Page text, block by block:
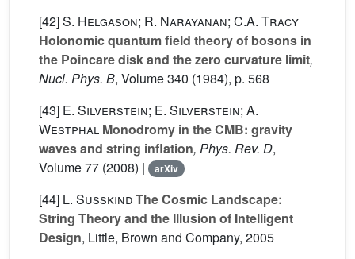
[42]S. Helgason; R. Narayanan; C.A. Tracy
Holonomic quantum field theory of bosons in
the Poincare disk and the zero curvature limit,
Nucl. Phys. B, Volume 340 (1984), p. 568
[43] E. Silverstein; E. Silverstein; A.
Westphal Monodromy in the CMB: gravity
waves and string inflation, Phys. Rev. D,
Volume 77 (2008) | arXiv
[44] L. SusskindThe Cosmic Landscape:
String Theory and the Illusion of Intelligent
Design, Little, Brown and Company, 2005